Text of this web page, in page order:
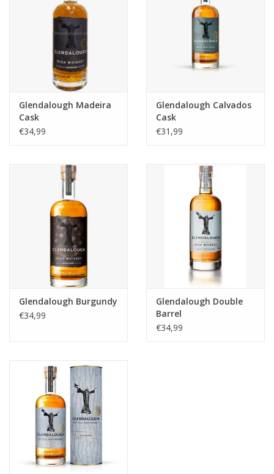
Glendalough Madeira
Cask
€34,99
Glendalough Calvados
Cask
€31,99
Glendalough Burgundy
€34,99
Glendalough Double
Barrel
€34,99